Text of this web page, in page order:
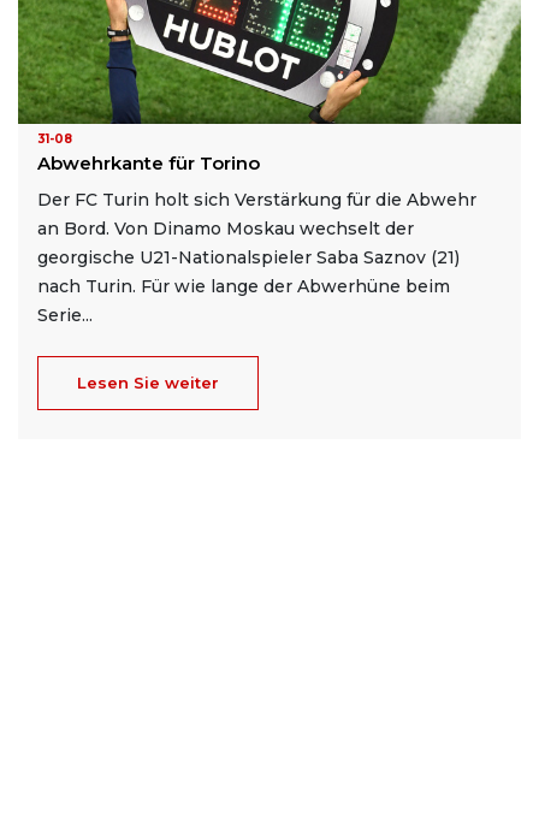
31-08
Abwehrkante für Torino
Der FC Turin holt sich Verstärkung für die Abwehr
an Bord. Von Dinamo Moskau wechselt der
georgische U21-Nationalspieler Saba Saznov (21)
nach Turin. Für wie lange der Abwerhüne beim
Serie...
Lesen Sie weiter